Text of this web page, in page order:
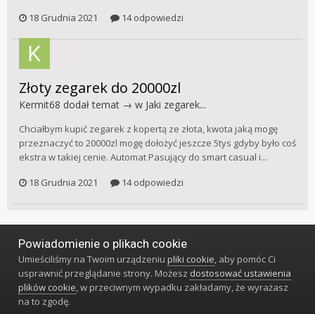
18 Grudnia 2021
14 odpowiedzi
Złoty zegarek do 20000zl
Kermit68 dodał temat → w Jaki zegarek...
Chciałbym kupić zegarek z kopertą ze złota, kwota jaką mogę
przeznaczyć to 20000zl mogę dołożyć jeszcze 5tys gdyby było coś
ekstra w takiej cenie. Automat Pasujący do smart casual i...
18 Grudnia 2021
14 odpowiedzi
Język Styl Polityka prywatności
Klub Miłośników Zegarów i Zegarków
Powered by Invision Community
Powiadomienie o plikach cookie
Umieściliśmy na Twoim urządzeniupliki cookie, aby pomóc Ci
usprawnić przeglądanie strony. Możesz dostosować ustawienia
plików cookie, w przeciwnym wypadku zakładamy, że wyrażasz
na to zgodę.